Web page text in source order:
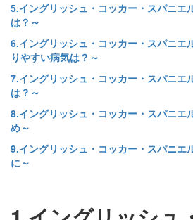
5.イングリッシュ・コッカー・スパニ
は？～
6.イングリッシュ・コッカー・スパニ
りやすい病気は？～
7.イングリッシュ・コッカー・スパニ
は？～
8.イングリッシュ・コッカー・スパニエ
め～
9.イングリッシュ・コッカー・スパニエ
に～